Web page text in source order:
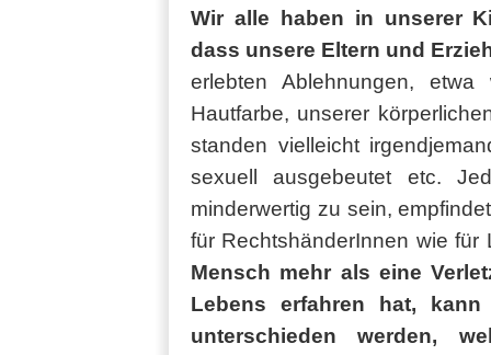
Wir alle haben in unserer
dass unsere Eltern und
erlebten Ablehnungen, etwa
Hautfarbe, unserer
standen vielleicht
sexuell ausgebeutet etc.
minderwertig zu sein,
für RechtshänderInnen wie
Mensch mehr als eine
Lebens erfahren hat,
unterschieden werden,